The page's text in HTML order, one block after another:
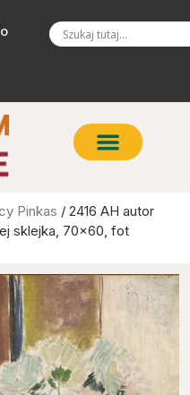
Pinkas / 2416 AH autor
sklejka, 70×60, fot